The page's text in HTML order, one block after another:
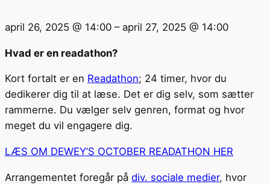
april 26, 2025 @ 14:00 – april 27, 2025 @ 14:00
Hvad er en readathon?
Kort fortalt er en Readathon; 24 timer, hvor du
dedikerer dig til at læse. Det er dig selv, som sætter
rammerne. Du vælger selv genren, format og hvor
meget du vil engagere dig.
LÆS OM DEWEY’S OCTOBER READATHON HER
Arrangementet foregår på div. sociale medier, hvor